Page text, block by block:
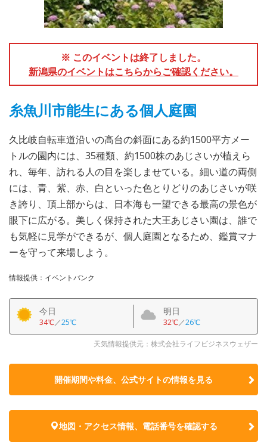
※ このイベントは終了しました。
新潟県のイベントはこちらからご確認ください。
糸魚川市能生にある個人庭園
久比岐自転車道沿いの高台の斜面にある約1500平方メー
トルの園内には、35種類、約1500株のあじさいが植えら
れ、毎年、訪れる人の目を楽しませている。細い道の両側
には、青、紫、赤、白といった色とりどりのあじさいが咲
き誇り、頂上部からは、日本海も一望できる最高の景色が
眼下に広がる。美しく保持された大王あじさい園は、誰で
も気軽に見学ができるが、個人庭園となるため、鑑賞マナ
ーを守って来場しよう。
情報提供：イベントバンク
今日
34℃／25℃
明日
32℃／26℃
天気情報提供元：株式会社ライフビジネスウェザー
開催期間や料金、公式サイトの情報を見る
地図・アクセス情報、電話番号を確認する